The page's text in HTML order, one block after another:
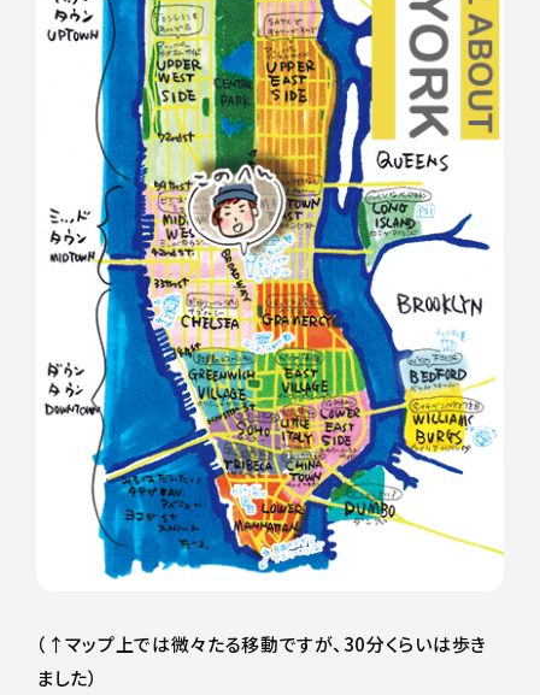
（↑マップ上では微々たる移動ですが、30分くらいは歩き
ました）